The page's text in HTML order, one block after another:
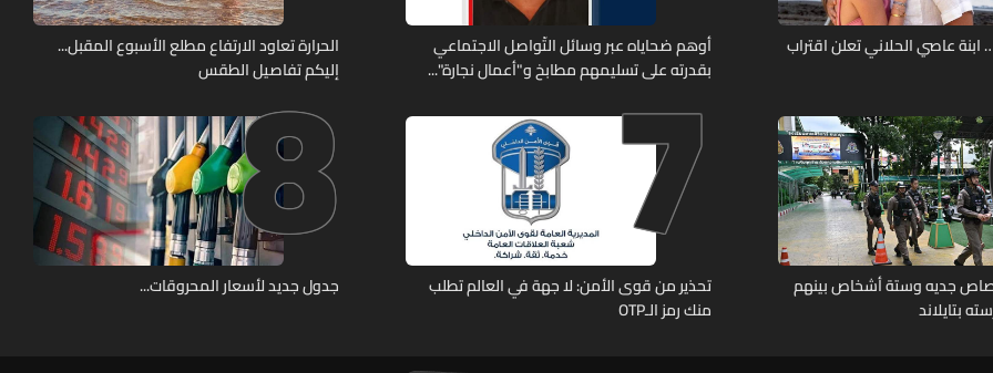
عاصي الحلاني تعلن اقتراب
أوهم ضحاياه عبر وسائل التّواصل الاجتماعي
بقدرته على تسليمهم مطابخ و"أعمال نجارة"...
الحرارة تعاود الارتفاع مطلع الأسبوع المقبل...
إليكم تفاصيل الطقس
جديه وستة أشخاص بينهم
بتايلاند
7
تحذير من قوى الأمن: لا جهة في العالم تطلب
منك رمز الـOTP
8
جدول جديد لأسعار المحروقات...